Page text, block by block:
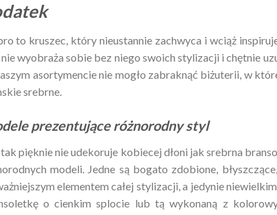
to kruszec, który nieustannie zachwyca i wciąż
wyobraża sobie bez niego swoich stylizacji i chętnie
asortymencie nie mogło zabraknąć biżuterii, w
srebrne.
prezentujące różnorodny styl
pięknie nie udekoruje kobiecej dłoni jak srebrna
modeli. Jedne są bogato zdobione,
elementem całej stylizacji, a jedynie
o cienkim splocie lub tą wykonaną z